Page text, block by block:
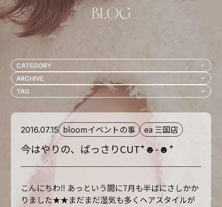
2016.07.15 bloomイベントの事 ea 三国店
今はやりの、ばっさりCUT*☻-☻*
こんにちわ‼︎ あっという間に7月も半ばにさしかか
りました★★まだまだ湿気も多くヘアスタイルが